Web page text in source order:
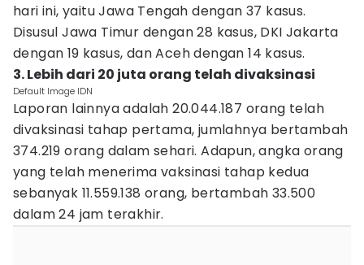
hari ini, yaitu Jawa Tengah dengan 37 kasus.
Disusul Jawa Timur dengan 28 kasus, DKI Jakarta
dengan 19 kasus, dan Aceh dengan 14 kasus.
3. Lebih dari 20 juta orang telah divaksinasi
Default Image IDN
Laporan lainnya adalah 20.044.187 orang telah
divaksinasi tahap pertama, jumlahnya bertambah
374.219 orang dalam sehari. Adapun, angka orang
yang telah menerima vaksinasi tahap kedua
sebanyak 11.559.138 orang, bertambah 33.500
dalam 24 jam terakhir.